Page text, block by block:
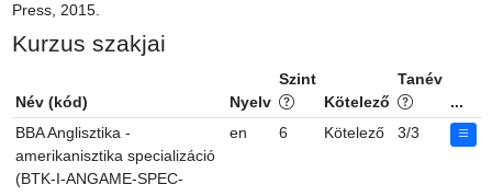
Press, 2015.
Kurzus szakjai
Név (kód) Nyelv
Szint
Kötelező
Tanév
...
BBA Anglisztika -
amerikanisztika specializáció
(BTK-I-ANGAME-SPEC-
en 6 Kötelező 3/3